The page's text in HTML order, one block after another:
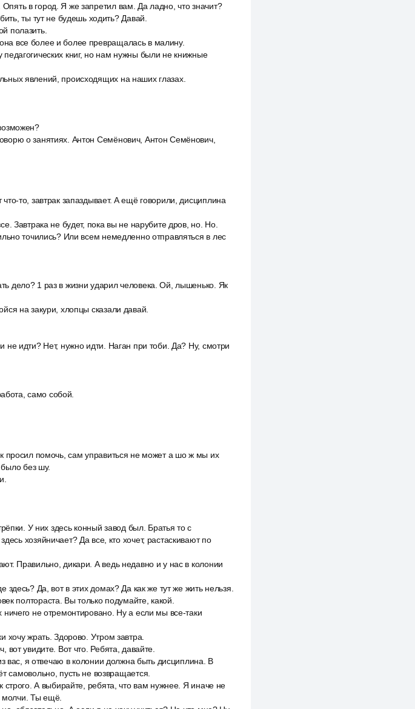
в город. Я же запретил вам. Да ладно, что значит?
ты тут не будешь ходить? Давай.
полазить.
все более и более превращалась в малину.
книг, но нам нужны были не книжные
явлений, происходящих на наших глазах.
о занятиях. Антон Семёнович, Антон Семёнович,
то, завтрак запаздывает. А ещё говорили, дисциплина
Завтрака не будет, пока вы не нарубите дров, но. Но.
точились? Или всем немедленно отправляться в лес
дело? 1 раз в жизни ударил человека. Ой, лышенько. Як
на закури, хлопцы сказали давай.
идти? Нет, нужно идти. Наган при тоби. Да? Ну, смотри
само собой.
просил помочь, сам управиться не может а шо ж мы их
было без шу.
У них здесь конный завод был. Братья то с
хозяйничает? Да все, кто хочет, растаскивают по
Правильно, дикари. А ведь недавно и у нас в колонии
Да, вот в этих домах? Да как же тут же жить нельзя.
полтораста. Вы только подумайте, какой.
не отремонтировано. Ну а если мы все-таки
хочу жрать. Здорово. Утром завтра.
увидите. Вот что. Ребята, давайте.
вас, я отвечаю в колонии должна быть дисциплина. В
самовольно, пусть не возвращается.
А выбирайте, ребята, что вам нужнее. Я иначе не
молчи. Ты ещё.